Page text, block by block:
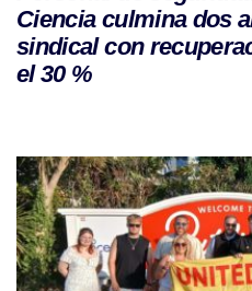
Ciencia culmina dos
sindical con
el 30 %